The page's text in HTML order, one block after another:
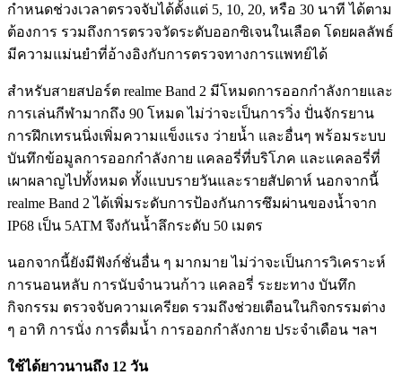
กำหนดช่วงเวลาตรวจจับได้ตั้งแต่ 5, 10, 20, หรือ 30 นาที ได้ตาม
ต้องการ รวมถึงการตรวจวัดระดับออกซิเจนในเลือด โดยผลลัพธ์
มีความแม่นยำที่อ้างอิงกับการตรวจทางการแพทย์ได้
สำหรับสายสปอร์ต realme Band 2 มีโหมดการออกกำลังกายและ
การเล่นกีฬามากถึง 90 โหมด ไม่ว่าจะเป็นการวิ่ง ปั่นจักรยาน
การฝึกเทรนนิ่งเพิ่มความแข็งแรง ว่ายน้ำ และอื่นๆ พร้อมระบบ
บันทึกข้อมูลการออกกำลังกาย แคลอรี่ที่บริโภค และแคลอรี่ที่
เผาผลาญไปทั้งหมด ทั้งแบบรายวันและรายสัปดาห์ นอกจากนี้
realme Band 2 ได้เพิ่มระดับการป้องกันการซึมผ่านของน้ำจาก
IP68 เป็น 5ATM จึงกันน้ำลึกระดับ 50 เมตร
นอกจากนี้ยังมีฟังก์ชั่นอื่น ๆ มากมาย ไม่ว่าจะเป็นการวิเคราะห์
การนอนหลับ การนับจำนวนก้าว แคลอรี่ ระยะทาง บันทึก
กิจกรรม ตรวจจับความเครียด รวมถึงช่วยเตือนในกิจกรรมต่าง
ๆ อาทิ การนั่ง การดื่มน้ำ การออกกำลังกาย ประจำเดือน ฯลฯ
ใช้ได้ยาวนานถึง 12 วัน